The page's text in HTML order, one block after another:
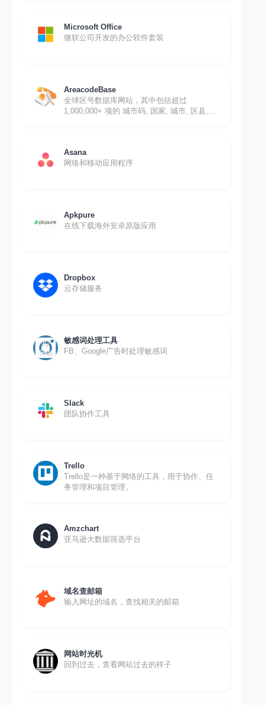
Microsoft Office
微软公司开发的办公软件套装
AreacodeBase
全球区号数据库网站，其中包括超过
1,000,000+ 项的 城市码, 国家, 城市, 区县,
Asana
网络和移动应用程序
Apkpure
在线下载海外安卓原版应用
Dropbox
云存储服务
敏感词处理工具
FB、Google广告时处理敏感词
Slack
团队协作工具
Trello
Trello是一种基于网络的工具，用于协作、任
务管理和项目管理。
Amzchart
亚马逊大数据筛选平台
域名查邮箱
输入网址的域名，查找相关的邮箱
网站时光机
回到过去，查看网站过去的样子